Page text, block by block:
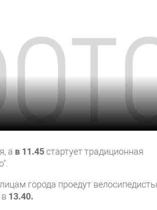
а в 11.45 стартует традиционная
города проедут велосипедисты
13.40.